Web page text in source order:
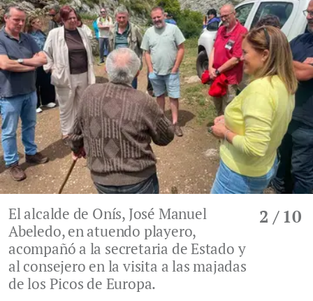
2 / 10
El alcalde de Onís, José Manuel
Abeledo, en atuendo playero,
acompañó a la secretaria de Estado y
al consejero en la visita a las majadas
de los Picos de Europa.